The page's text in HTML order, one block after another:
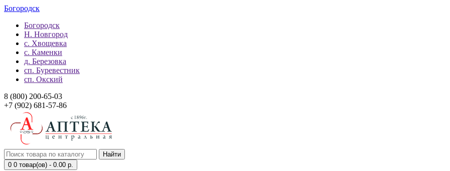
Богородск
Богородск
Н. Новгород
с. Хвощевка
с. Каменки
д. Березовка
сп. Буревестник
сп. Окский
8 (800) 200-65-03
+7 (902) 681-57-86
Найти
0 0 товар(ов) - 0.00 р.